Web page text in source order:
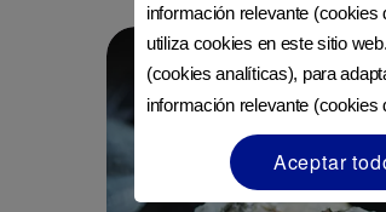
información relevante
utiliza cookies en este sitio
(cookies analíticas), para
información relevante
Aceptar